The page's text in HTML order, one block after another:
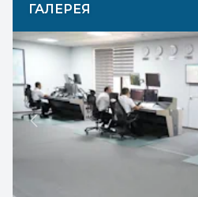
ГАЛЕРЕЯ
Previous